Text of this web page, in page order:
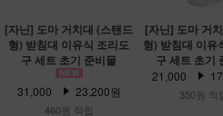
[자닌] 도마 거치대 (스탠드
형) 받침대 이유식 조리도
구 세트 초기 준비물
31,000 23,200원
460원 적립
[자닌] 도마 거
형) 받침대 이유
구 세트 초기
21,000
350원 적